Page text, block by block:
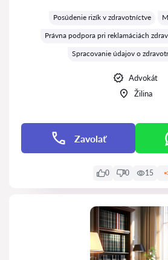
Posúdenie rizík v zdravotníctve
Právna podpora pri reklamáciách
Spracovanie údajov o
Advokát
Žilina
Zavolať
0 0 15